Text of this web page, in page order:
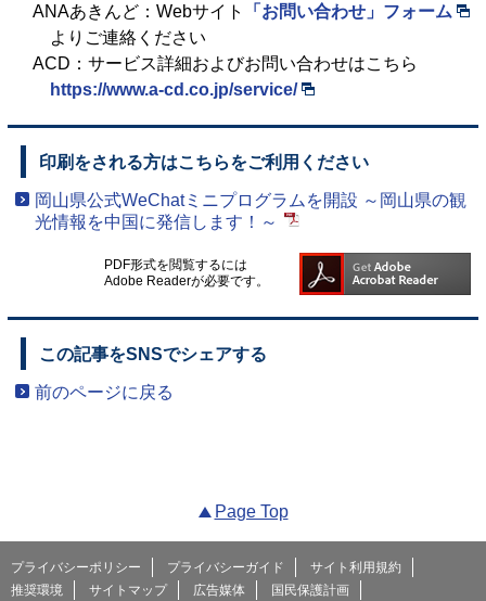
ANAあきんど：Webサイト
「お問い合わせ」フォーム
よりご連絡ください
ACD：サービス詳細およびお問い合わせはこちら
https://www.a-cd.co.jp/service/
印刷をされる方はこちらをご利用ください
岡山県公式WeChatミニプログラムを開設 ～岡山県の観
光情報を中国に発信します！～
PDF形式を閲覧するには
Adobe Readerが必要です。
この記事をSNSでシェアする
前のページに戻る
Page Top
プライバシーポリシー プライバシーガイド
サイト利用規約
推奨環境
サイトマップ 広告媒体 国民保護計画